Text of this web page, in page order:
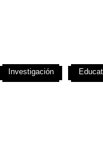
Investigación